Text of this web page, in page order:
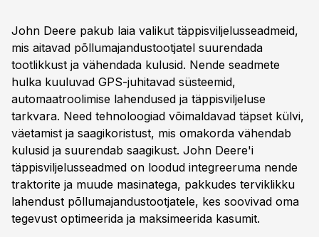
John Deere pakub laia valikut täppisviljelusseadmeid,
mis aitavad põllumajandustootjatel suurendada
tootlikkust ja vähendada kulusid. Nende seadmete
hulka kuuluvad GPS-juhitavad süsteemid,
automaatroolimise lahendused ja täppisviljeluse
tarkvara. Need tehnoloogiad võimaldavad täpset külvi,
väetamist ja saagikoristust, mis omakorda vähendab
kulusid ja suurendab saagikust. John Deere'i
täppisviljelusseadmed on loodud integreeruma nende
traktorite ja muude masinatega, pakkudes terviklikku
lahendust põllumajandustootjatele, kes soovivad oma
tegevust optimeerida ja maksimeerida kasumit.